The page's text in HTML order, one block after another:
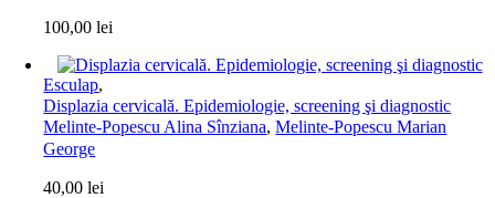
100,00lei
Esculap,
Displazia cervicală. Epidemiologie, screening şi diagnostic
Melinte-Popescu Alina Sînziana,Melinte-Popescu Marian
George
40,00lei